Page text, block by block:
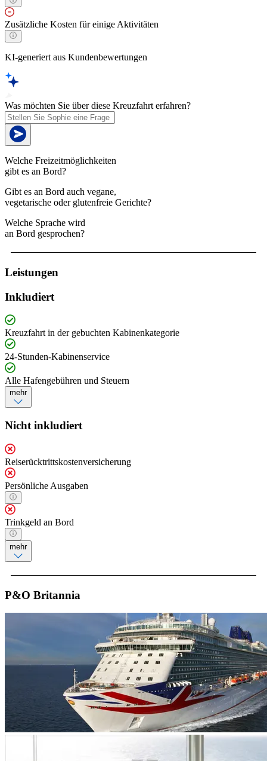
Zusätzliche Kosten für einige Aktivitäten
KI-generiert aus Kundenbewertungen
Was möchten Sie über diese Kreuzfahrt erfahren?
Welche Freizeitmöglichkeiten
gibt es an Bord?
Gibt es an Bord auch vegane,
vegetarische oder glutenfreie Gerichte?
Welche Sprache wird
an Bord gesprochen?
Leistungen
Inkludiert
Kreuzfahrt in der gebuchten Kabinenkategorie
24-Stunden-Kabinenservice
Alle Hafengebühren und Steuern
mehr
Nicht inkludiert
Reiserücktrittskostenversicherung
Persönliche Ausgaben
Trinkgeld an Bord
mehr
P&O Britannia